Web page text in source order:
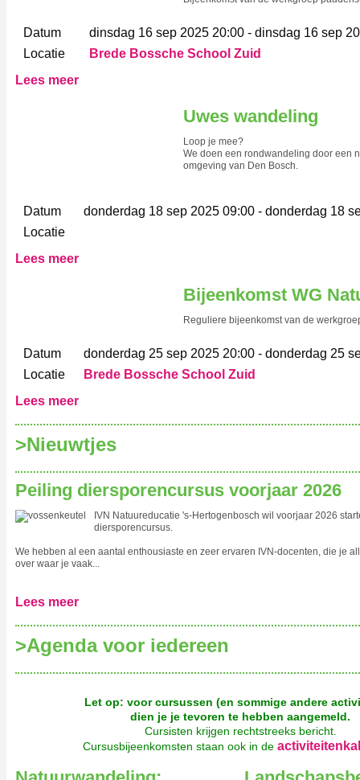
Datum
dinsdag 16 sep 2025 20:00 - dinsdag 16 sep
Locatie
Brede Bossche School Zuid
Lees meer
Uwes wandeling
Loop je mee?
We doen een rondwandeling door een
omgeving van Den Bosch.
Datum
donderdag 18 sep 2025 09:00 - donderdag 18
Locatie
Lees meer
Bijeenkomst WG
Reguliere bijeenkomst van de
Datum
donderdag 25 sep 2025 20:00 - donderdag 25
Locatie
Brede Bossche School Zuid
Lees meer
>‍Nieuwtjes
Peiling diersporencursus voorjaar 2026
IVN Natuureducatie 's-Hertogenbosch wil voorjaar 2026
diersporencursus.
We hebben al een aantal enthousiaste en zeer ervaren IVN-docenten, die je
over waar je vaak...
Lees meer
>‍Agenda voor iedereen
Let op: voor cursussen (en sommige andere
dien je je tevoren te hebben aangemeld.
Cursisten krijgen rechtstreeks bericht.
Cursusbijeenkomsten staan ook in de